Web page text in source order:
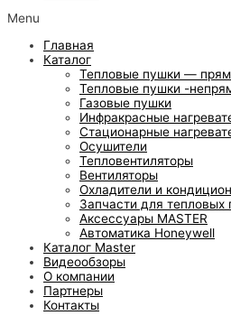
Menu
Главная
Каталог
Тепловые пушки —
Тепловые пушки -
Газовые пушки
Инфракрасные
Стационарные
Осушители
Тепловентиляторы
Вентиляторы
Охладители и
Запчасти для тепловых
Аксессуары MASTER
Автоматика Honeywell
Каталог Master
Видеообзоры
О компании
Партнеры
Контакты